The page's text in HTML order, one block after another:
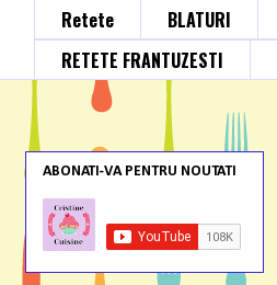
Retete BLATURI
RETETE FRANTUZESTI
ABONATI-VA PENTRU NOUTATI